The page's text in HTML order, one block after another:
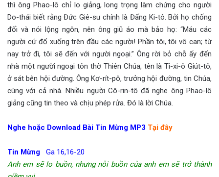
thì ông Phao-lô chỉ lo giảng, long trọng làm chứng cho người
Do-thái biết rằng Đức Giê-su chính là Đấng Ki-tô. Bởi họ chống
đối và nói lộng ngôn, nên ông giũ áo mà bảo họ: “Máu các
người cứ đổ xuống trên đầu các người! Phần tôi, tôi vô can; từ
nay trở đi, tôi sẽ đến với người ngoại.” Ông rời bỏ chỗ ấy đến
nhà một người ngoại tôn thờ Thiên Chúa, tên là Ti-xi-ô Giút-tô,
ở sát bên hội đường. Ông Kơ-rít-pô, trưởng hội đường, tin Chúa,
cùng với cả nhà. Nhiều người Cô-rin-tô đã nghe ông Phao-lô
giảng cũng tin theo và chịu phép rửa. Đó là lời Chúa.
Nghe hoặc Download Bài Tin Mừng MP3 Tại đây
Tin Mừng Ga 16,16-20
Anh em sẽ lo buồn, nhưng nỗi buồn của anh em sẽ trở thành